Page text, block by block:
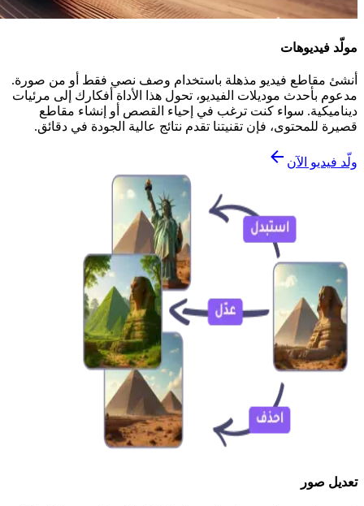
مولّد فيديوهات
أنشئ مقاطع فيديو مذهلة باستخدام وصف نصي فقط أو من صورة.
مدعوم بأحدث موديلات الفيديو، تحول هذا الأداة أفكارك إلى مرئيات
ديناميكية. سواء كنت ترغب في إحياء القصص أو إنشاء مقاطع
قصيرة للمحتوى، فإن تقنيتنا تقدم نتائج عالية الجودة في دقائق.
ولّد فيديو الآن
تعديل صور